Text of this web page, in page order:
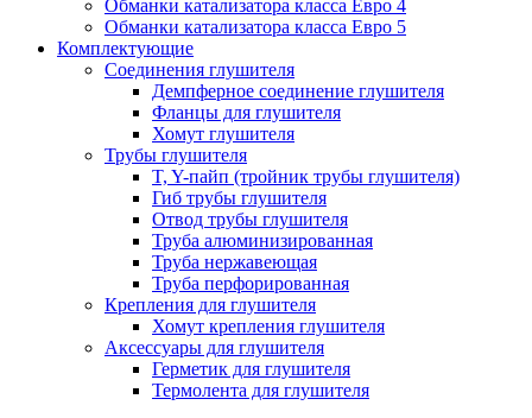
Обманки катализатора класса Евро 4
Обманки катализатора класса Евро 5
Комплектующие
Соединения глушителя
Демпферное соединение глушителя
Фланцы для глушителя
Хомут глушителя
Трубы глушителя
T, Y-пайп (тройник трубы глушителя)
Гиб трубы глушителя
Отвод трубы глушителя
Труба алюминизированная
Труба нержавеющая
Труба перфорированная
Крепления для глушителя
Хомут крепления глушителя
Аксессуары для глушителя
Герметик для глушителя
Термолента для глушителя